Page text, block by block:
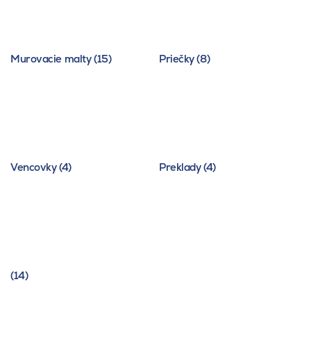
Murovacie malty (15) Priečky (8)
Vencovky (4) Preklady (4)
(14)